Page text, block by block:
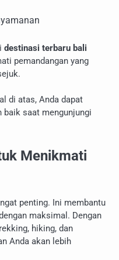
destinasi terbaru bali
pemandangan yang
di atas, Anda dapat
baik saat mengunjungi
Menikmati
penting. Ini membantu
maksimal. Dengan
hiking, dan
Anda akan lebih